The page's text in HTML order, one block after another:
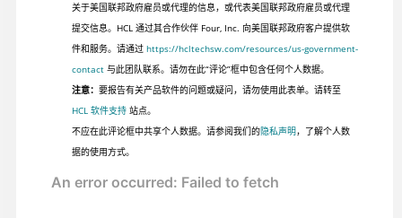
关于美国联邦政府雇员或代理的信息，或代表美国联邦政府雇员或代理
提交信息。HCL 通过其合作伙伴 Four, Inc. 向美国联邦政府客户提供软
件和服务。请通过 https://hcltechsw.com/resources/us-government-
contact与此团队联系。请勿在此“评论”框中包含任何个人数据。
注意： 要报告有关产品软件的问题或疑问，请勿使用此表单。请转至
HCL 软件支持站点。
不应在此评论框中共享个人数据。请参阅我们的隐私声明，了解个人数
据的使用方式。